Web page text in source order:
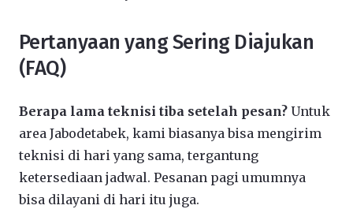
Pertanyaan yang Sering Diajukan
(FAQ)
Berapa lama teknisi tiba setelah pesan? Untuk
area Jabodetabek, kami biasanya bisa mengirim
teknisi di hari yang sama, tergantung
ketersediaan jadwal. Pesanan pagi umumnya
bisa dilayani di hari itu juga.